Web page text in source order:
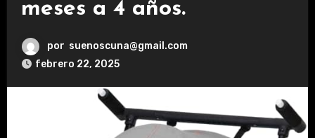
meses a 4 años.
por suenoscuna@gmail.com
febrero 22, 2025